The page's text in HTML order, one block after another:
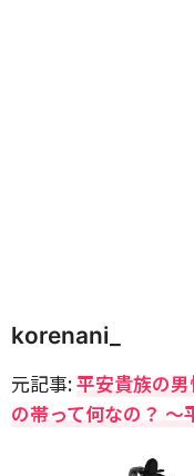
korenani_
元記事:平安貴族の
の帯って何なの？